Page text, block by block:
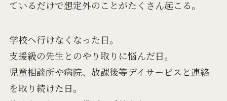
ているだけで想定外のことがたくさん起こる。
学校へ行けなくなった日。
支援級の先生とのやり取りに悩んだ日。
児童相談所や病院、放課後等デイサービスと連絡
を取り続けた日。